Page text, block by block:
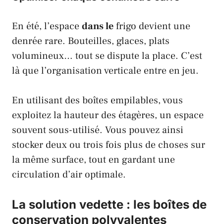
En été, l’espacedans lefrigo devient une
denrée rare. Bouteilles, glaces, plats
volumineux… tout se dispute la place. C’est
là que l’organisation verticale entre en jeu.
En utilisant des boîtes empilables, vous
exploitez la hauteur des étagères, un espace
souvent sous-utilisé. Vous pouvez ainsi
stocker deux ou trois fois plus de choses sur
la même surface, tout en gardant une
circulation d’air optimale.
La solution vedette : les boîtes de
conservation polyvalentes